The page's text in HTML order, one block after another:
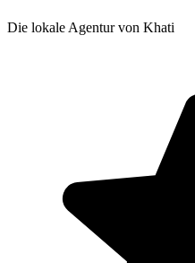
Die lokale Agentur von Khati